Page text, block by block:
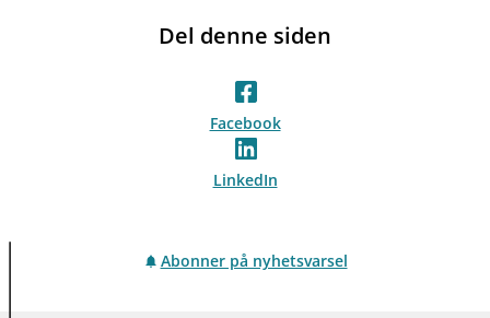
Del denne siden
Facebook
LinkedIn
Abonner på nyhetsvarsel